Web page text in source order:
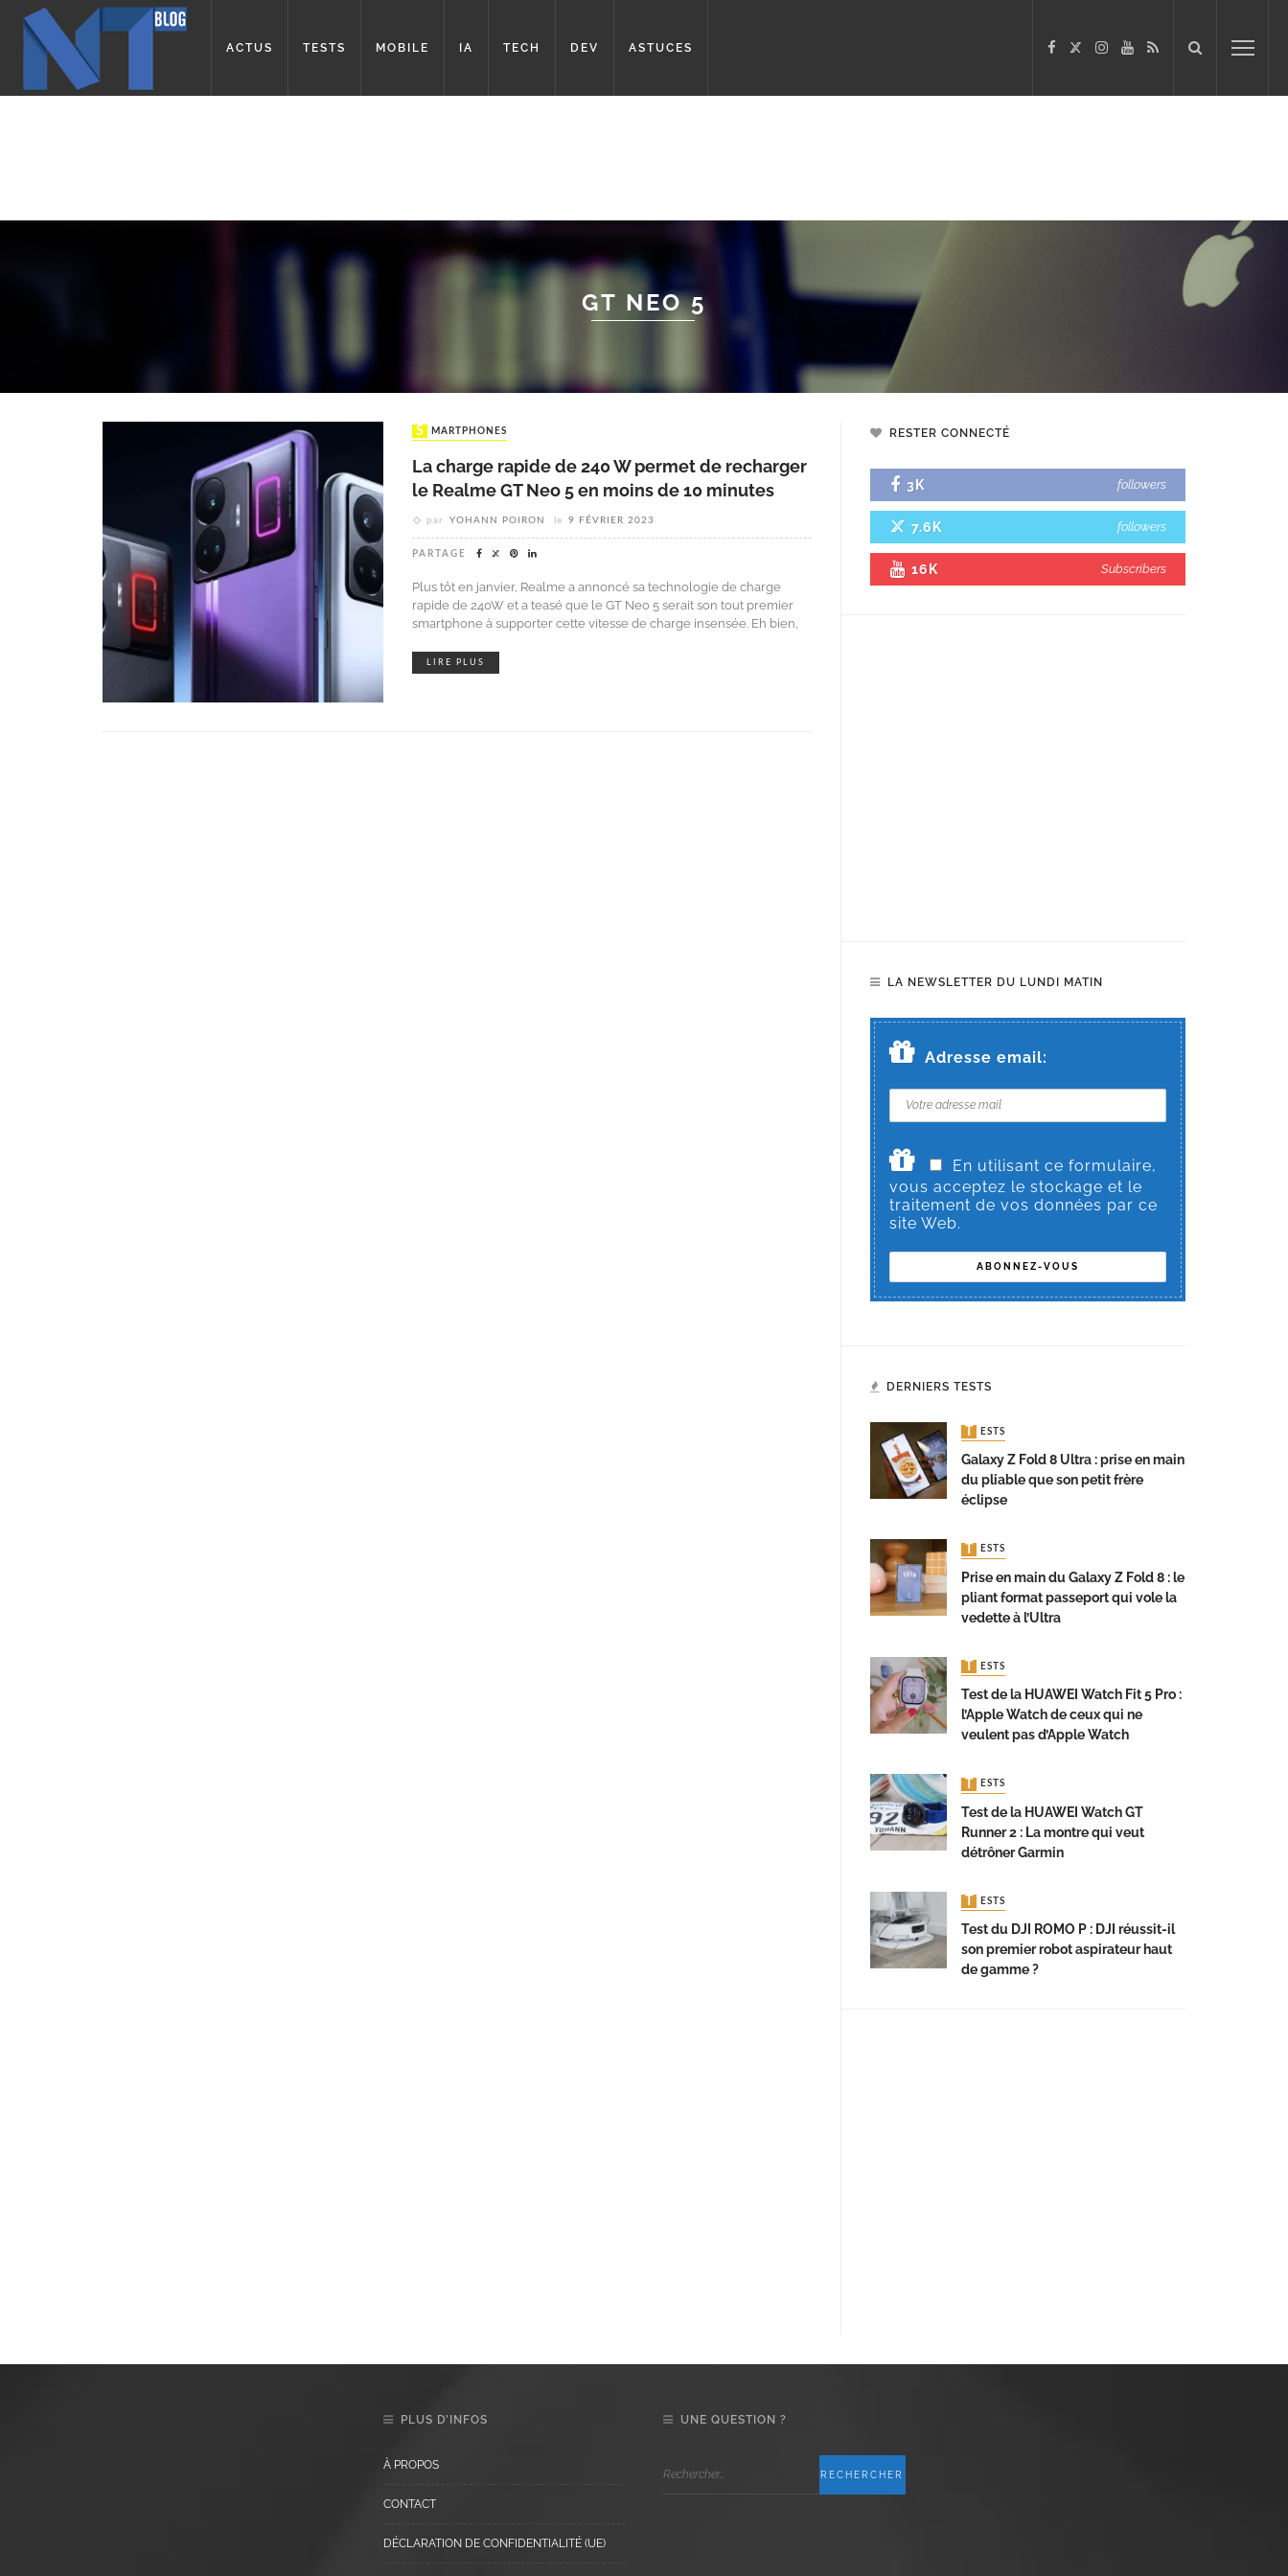
ACTUS TESTS MOBILE IA TECH DEV ASTUCES
GT NEO 5
SMARTPHONES
La charge rapide de 240 W permet de recharger
le Realme GT Neo 5 en moins de 10 minutes
par YOHANN POIRON le 9 FÉVRIER 2023
PARTAGE
Plus tôt en janvier, Realme a annoncé sa technologie de charge
rapide de 240W et a teasé que le GT Neo 5 serait son tout premier
smartphone à supporter cette vitesse de charge insensée. Eh bien,
LIRE PLUS
RESTER CONNECTÉ
3K followers
7.6K followers
16K Subscribers
LA NEWSLETTER DU LUNDI MATIN
Adresse email:
En utilisant ce formulaire,
vous acceptez le stockage et le
traitement de vos données par ce
site Web.
DERNIERS TESTS
TESTS
Galaxy Z Fold 8 Ultra : prise en main
du pliable que son petit frère
éclipse
TESTS
Prise en main du Galaxy Z Fold 8 : le
pliant format passeport qui vole la
vedette à l’Ultra
TESTS
Test de la HUAWEI Watch Fit 5 Pro :
l’Apple Watch de ceux qui ne
veulent pas d’Apple Watch
TESTS
Test de la HUAWEI Watch GT
Runner 2 : La montre qui veut
détrôner Garmin
TESTS
Test du DJI ROMO P : DJI réussit-il
son premier robot aspirateur haut
de gamme ?
PLUS D’INFOS
À PROPOS
CONTACT
DÉCLARATION DE CONFIDENTIALITÉ (UE)
UNE QUESTION ?